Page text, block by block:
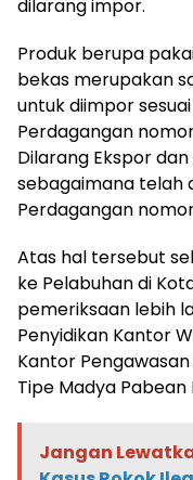
dilarang impor.
Produk berupa
bekas merupakan
untuk diimpor
Perdagangan
Dilarang Ekspor
sebagaimana telah
Perdagangan
Atas hal tersebut
ke Pelabuhan di
pemeriksaan lebih
Penyidikan Kantor
Kantor
Tipe Madya Pabean
Jangan